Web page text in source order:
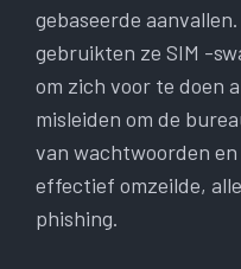
gebaseerde
gebruikten ze SIM -
om zich voor te doen
misleiden om de
van wachtwoorden en
effectief omzeilde,
phishing.